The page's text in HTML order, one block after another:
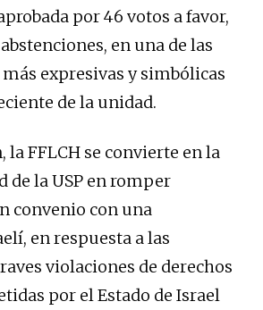
por 46 votos a favor,
en una de las
expresivas y simbólicas
de la unidad.
la FFLCH se convierte en la
de la USP en romper
convenio con una
en respuesta a las
violaciones de derechos
por el Estado de Israel